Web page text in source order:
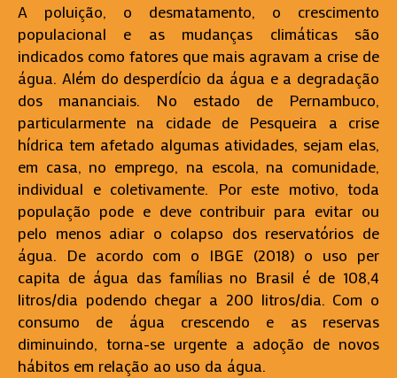
A poluição, o desmatamento, o crescimento
populacional e as mudanças climáticas são
indicados como fatores que mais agravam a crise de
água. Além do desperdício da água e a degradação
dos mananciais. No estado de Pernambuco,
particularmente na cidade de Pesqueira a crise
hídrica tem afetado algumas atividades, sejam elas,
em casa, no emprego, na escola, na comunidade,
individual e coletivamente. Por este motivo, toda
população pode e deve contribuir para evitar ou
pelo menos adiar o colapso dos reservatórios de
água. De acordo com o IBGE (2018) o uso per
capita de água das famílias no Brasil é de 108,4
litros/dia podendo chegar a 200 litros/dia. Com o
consumo de água crescendo e as reservas
diminuindo, torna-se urgente a adoção de novos
hábitos em relação ao uso da água.